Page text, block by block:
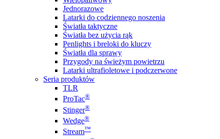
Jednorazowe
Latarki do codziennego noszenia
Światła taktyczne
Światła bez użycia rąk
Penlights i breloki do kluczy
Światła dla sprawy
Przygody na świeżym powietrzu
Latarki ultrafioletowe i podczerwone
Seria produktów
TLR
ProTac®
Stinger®
Wedge®
Stream™